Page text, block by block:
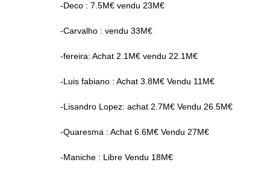
-Deco : 7.5M€ vendu 23M€
-Carvalho : vendu 33M€
-fereira: Achat 2.1M€ vendu 22.1M€
-Luis fabiano : Achat 3.8M€ Vendu 11M€
-Lisandro Lopez: achat 2.7M€ Vendu 26.5M€
-Quaresma : Achat 6.6M€ Vendu 27M€
-Maniche : Libre Vendu 18M€